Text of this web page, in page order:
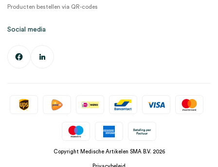
Producten bestellen via QR-codes
Social media
Copyright Medische Artikelen SMA B.V. 2026